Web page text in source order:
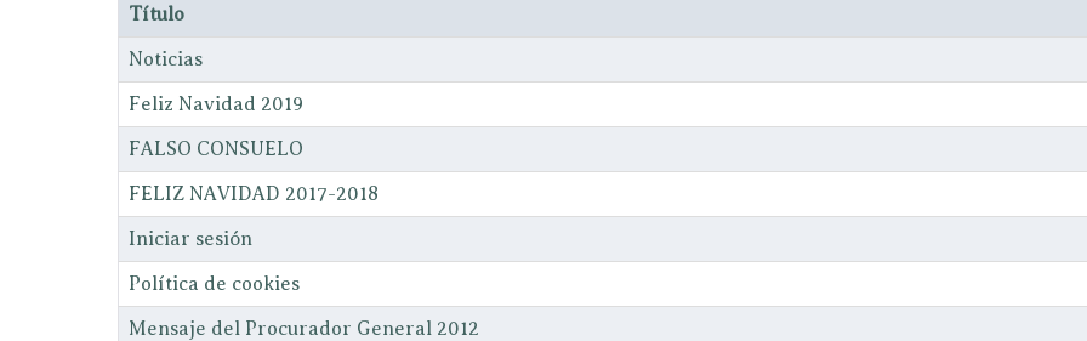
Título
Noticias
Feliz Navidad 2019
FALSO CONSUELO
FELIZ NAVIDAD 2017-2018
Iniciar sesión
Política de cookies
Mensaje del Procurador General 2012